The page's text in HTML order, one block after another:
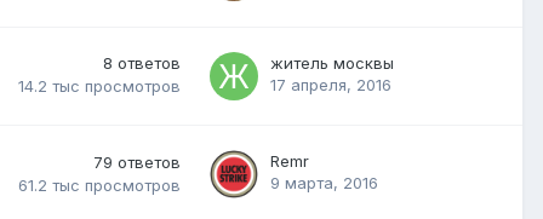
8 ответов
14.2 тыс просмотров
житель москвы
17 апреля, 2016
79 ответов
61.2 тыс просмотров
Remr
9 марта, 2016